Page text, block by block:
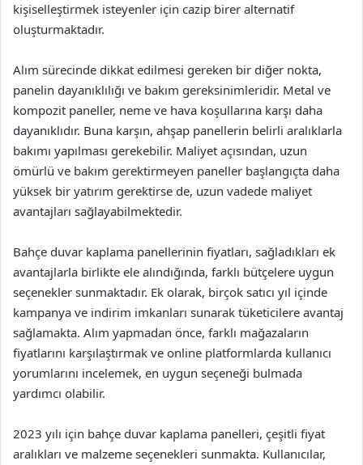
kişiselleştirmek isteyenler için cazip birer alternatif
oluşturmaktadır.
Alım sürecinde dikkat edilmesi gereken bir diğer nokta,
panelin dayanıklılığı ve bakım gereksinimleridir. Metal ve
kompozit paneller, neme ve hava koşullarına karşı daha
dayanıklıdır. Buna karşın, ahşap panellerin belirli aralıklarla
bakımı yapılması gerekebilir. Maliyet açısından, uzun
ömürlü ve bakım gerektirmeyen paneller başlangıçta daha
yüksek bir yatırım gerektirse de, uzun vadede maliyet
avantajları sağlayabilmektedir.
Bahçe duvar kaplama panellerinin fiyatları, sağladıkları ek
avantajlarla birlikte ele alındığında, farklı bütçelere uygun
seçenekler sunmaktadır. Ek olarak, birçok satıcı yıl içinde
kampanya ve indirim imkanları sunarak tüketicilere avantaj
sağlamakta. Alım yapmadan önce, farklı mağazaların
fiyatlarını karşılaştırmak ve online platformlarda kullanıcı
yorumlarını incelemek, en uygun seçeneği bulmada
yardımcı olabilir.
2023 yılı için bahçe duvar kaplama panelleri, çeşitli fiyat
aralıkları ve malzeme seçenekleri sunmakta. Kullanıcılar,